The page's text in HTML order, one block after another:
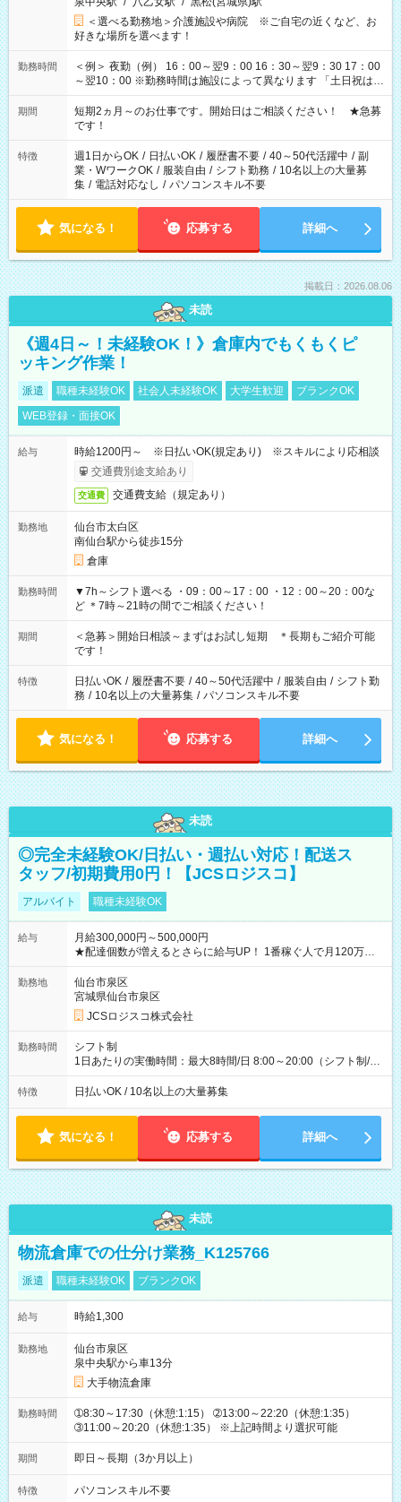
＜選べる勤務地＞介護施設や病院 ※ご自宅の近くなど、お
好きな場所を選べます！
勤務時間
＜例＞ 夜勤（例） 16：00～翌9：00 16：30～翌9：30 17：00
～翌10：00 ※勤務時間は施設によって異なります 「土日祝は休
みたい」 「しっかり稼ぎたい」 「もう少し遅い時間から始めた
い」など ご希望にあったお仕事をご案内いたします。 ※未経験
の方の場合は1～2ヶ月間は日中での仕事を経験いただき、 お
仕事に慣れてからの夜勤になります。 ★家庭の都合でお休みが
必要な場合も遠慮なくご相談ください。
期間
短期2ヵ月～のお仕事です。開始日はご相談ください！ ★急募
です！
特徴 週1日からOK / 日払いOK / 履歴書不要 / 40～50代活躍中 / 副
業・WワークOK / 服装自由 / シフト勤務 / 10名以上の大量募
集 / 電話対応なし / パソコンスキル不要
気になる！ 応募する 詳細へ
掲載日：2026.08.06
未読
《週4日～！未経験OK！》倉庫内でもくもくピ
ッキング作業！
派遣 職種未経験OK 社会人未経験OK 大学生歓迎
ブランクOK
WEB登録・面接OK
給与
時給1200円～ ※日払いOK(規定あり) ※スキルにより応相談
交通費別途支給あり
交通費 交通費支給（規定あり）
勤務地
仙台市太白区
南仙台駅から徒歩15分
倉庫
勤務時間
▼7h～シフト選べる ・09：00～17：00 ・12：00～20：00な
ど ＊7時～21時の間でご相談ください！
期間
＜急募＞開始日相談～まずはお試し短期 ＊長期もご紹介可能
です！
特徴 日払いOK / 履歴書不要 / 40～50代活躍中 / 服装自由 / シフト勤
務 / 10名以上の大量募集 / パソコンスキル不要
気になる！ 応募する 詳細へ
未読
◎完全未経験OK/日払い・週払い対応！配送ス
タッフ/初期費用0円！【JCSロジスコ】
アルバイト 職種未経験OK
給与
月給300,000円～500,000円
★配達個数が増えるとさらに給与UP！ 1番稼ぐ人で月120万ほ
ど！ ・主要都市エリア 月収55万円／週5日稼働 月収65万~112
万円／週6日稼働 ・地方郊外エリア 月収40万円／週5日稼働 月
収40万円~50万円／週6日稼働 ＜モデルイメージ＞ ■月収50万
円 (27歳男性/江東区在住)※元建築関係 1日150個配達×25日勤務
(日休み) ■月収80万円(43歳男性/墨田区在住)※元営業 1日200個
勤務地
仙台市泉区
宮城県仙台市泉区
JCSロジスコ株式会社
勤務時間
シフト制
1日あたりの実働時間：最大8時間/日 8:00～20:00（シフト制/実
働8時間） ※週5日勤務（場所次第では週4も有り） ※配達状況
によって時間外での勤務可能性有り ※案件により多少の前後あ
特徴 日払いOK / 10名以上の大量募集
気になる！ 応募する 詳細へ
未読
物流倉庫での仕分け業務_K125766
派遣 職種未経験OK ブランクOK
給与 時給1,300
勤務地
仙台市泉区
泉中央駅から車13分
大手物流倉庫
勤務時間
➀8:30～17:30（休憩:1:15） ➁13:00～22:20（休憩:1:35）
➂11:00～20:20（休憩:1:35） ※上記時間より選択可能
期間 即日～長期（3か月以上）
特徴 パソコンスキル不要